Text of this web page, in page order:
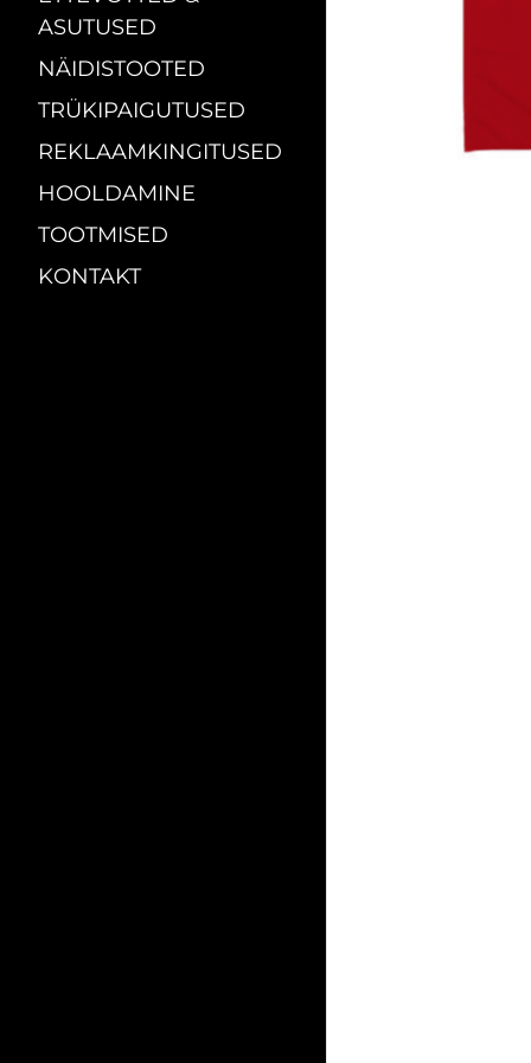
ASUTUSED
NÄIDISTOOTED
TRÜKIPAIGUTUSED
REKLAAMKINGITUSED
HOOLDAMINE
TOOTMISED
KONTAKT